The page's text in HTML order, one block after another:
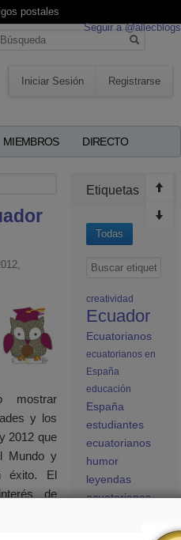
postales
Seguir a @allecblogs
Iniciar Sesión Registrarse
MIEMBROS DIRECTO
mostrar
y los
2012 que
Mundo y
éxito. El
de
quieren
sobre
Etiquetas
Todas
creatividad
Ecuador
Ecuatorianos
ecuatorianos en
España
educación
España
estudiantes
ecuatorianos
humor
leyendas
ecuatorianas